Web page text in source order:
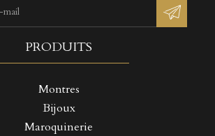
PRODUITS
Montres
Bijoux
Maroquinerie